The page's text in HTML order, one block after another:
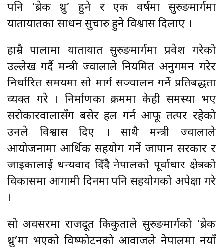
पनि ‘ब्रेक थ्रु’ हुने र एक वर्षमा सुरुङमार्गमा
यातायातका साधन सुचारु हुने विश्वास दिलाए ।
हाम्रै पालामा यातायात सुरुङमार्गमा प्रवेश गरेको
उल्लेख गर्दै मन्त्री ज्वालाले नियमित अनुगमन गरेर
निर्धारित समयमा सो मार्ग सञ्चालन गर्ने प्रतिबद्धता
व्यक्त गरे । निर्माणका क्रममा केही समस्या भए
सरोकारवालासँग बसेर हल गर्न आफू तत्पर रहेको
उनले विश्वास दिए । साथै मन्त्री ज्वालाले
आयोजनामा आर्थिक सहयोग गर्ने जापान सरकार र
जाइकालाई धन्यवाद दिँदैै नेपालको पूर्वाधार क्षेत्रको
विकासमा आगामी दिनमा पनि सहयोगको अपेक्षा गरे
।
सो अवसरमा राजदूत किकुताले सुरुङमार्गको ‘ब्रेक
थ्रु’मा भएको विष्फोटनको आवाजले नेपालमा नयाँ